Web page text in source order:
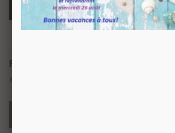
Ajouter Au Panier
Partager QR Code
Référence: